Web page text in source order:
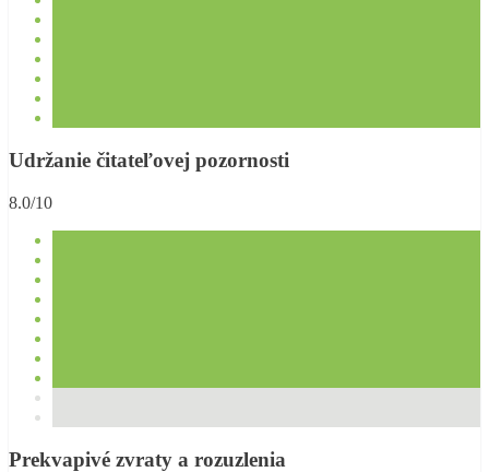
Udržanie čitateľovej pozornosti
8.0/10
Prekvapivé zvraty a rozuzlenia